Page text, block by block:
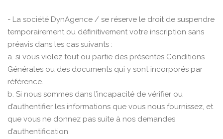
- La société DynAgence / se réserve le droit de suspendre
temporairement ou définitivement votre inscription sans
préavis dans les cas suivants :
a. si vous violez tout ou partie des présentes Conditions
Générales ou des documents qui y sont incorporés par
référence.
b. Si nous sommes dans l’incapacité de vérifier ou
d’authentifier les informations que vous nous fournissez, et
que vous ne donnez pas suite à nos demandes
d’authentification